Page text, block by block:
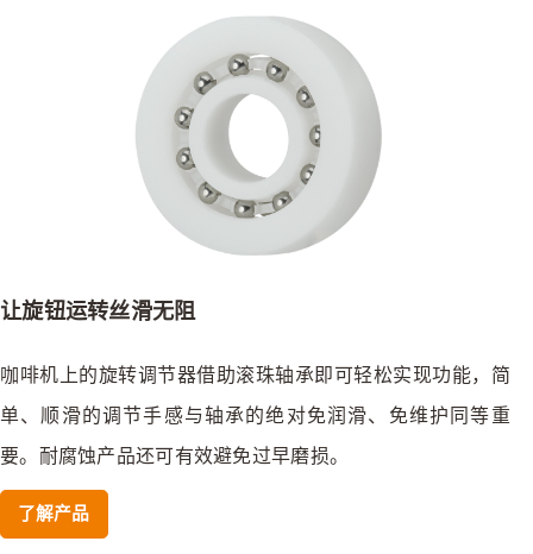
让旋钮运转丝滑无阻
咖啡机上的旋转调节器借助滚珠轴承即可轻松实现功能，简
单、顺滑的调节手感与轴承的绝对免润滑、免维护同等重
要。耐腐蚀产品还可有效避免过早磨损。
了解产品